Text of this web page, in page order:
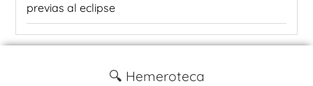
previas al eclipse
🔍 Hemeroteca